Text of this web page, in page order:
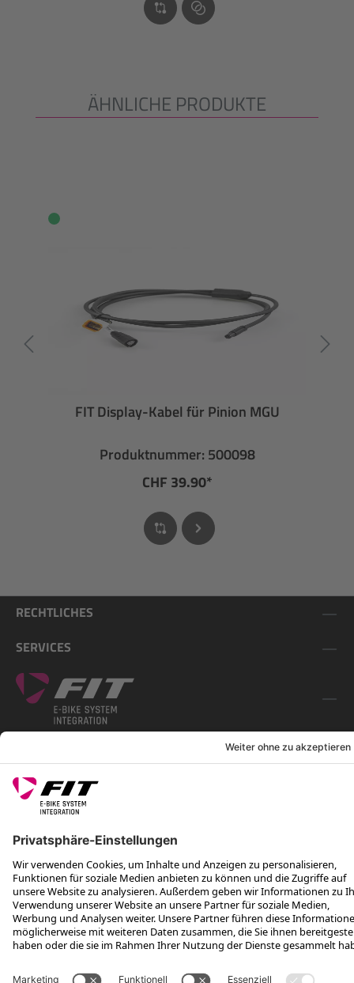
Produktgalerie überspringen
ÄHNLICHE PRODUKTE
FIT Display-Kabel für Pinion MGU
Produktnummer: 500098
CHF 39.90*
RECHTLICHES
SERVICES
FOLGE UNS AUF
*Unverbindliche Preisempfehlung inkl. MwSt. zzgl. Versandkosten und
VEG
Rotax Bike Technology AG © 2025